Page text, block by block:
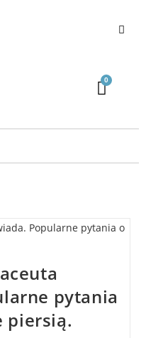
pytania
piersią.